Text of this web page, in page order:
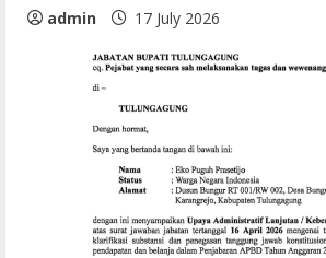
admin 17 July 2026